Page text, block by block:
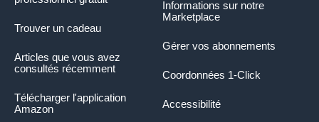
Informations sur notre
Marketplace
Gérer vos abonnements
Coordonnées 1-Click
Accessibilité
Trouver un cadeau
Articles que vous avez
consultés récemment
Télécharger l'application
Amazon